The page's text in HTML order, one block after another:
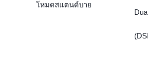
โหมดสแตนด์บาย